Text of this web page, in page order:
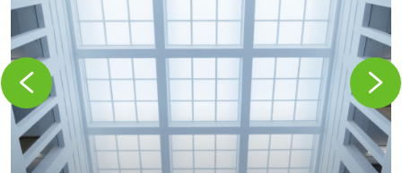
Zurückblättern